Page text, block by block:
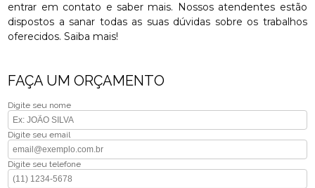
entrar em contato e saber mais. Nossos atendentes estão
dispostos a sanar todas as suas dúvidas sobre os trabalhos
oferecidos. Saiba mais!
FAÇA UM ORÇAMENTO
Digite seu nome
Digite seu email
Digite seu telefone